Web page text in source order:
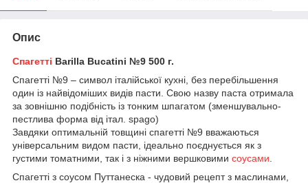
Опис
Спагетті Barilla Bucatini №9 500 г.
Спагетті №9 – символ італійської кухні, без перебільшення
один із найвідоміших видів пасти. Свою назву паста отримала
за зовнішню подібність із тонким шпагатом (зменшувально-
пестлива форма від італ. spago)
Завдяки оптимальній товщині спагетті №9 вважаються
універсальним видом пасти, ідеально поєднується як з
густими томатними, так і з ніжними вершковими соусами
Спагетті з соусом Путтанеска - чудовий рецепт з маслинами,